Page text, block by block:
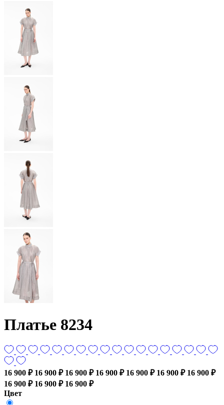
Платье 8234
16 900 ₽ 16 900 ₽ 16 900 ₽ 16 900 ₽ 16 900 ₽ 16 900 ₽ 16 900 ₽
16 900 ₽ 16 900 ₽ 16 900 ₽
Цвет